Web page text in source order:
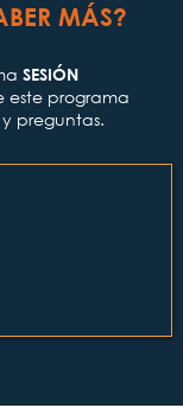
MÁS?
SESIÓN
este programa
preguntas.